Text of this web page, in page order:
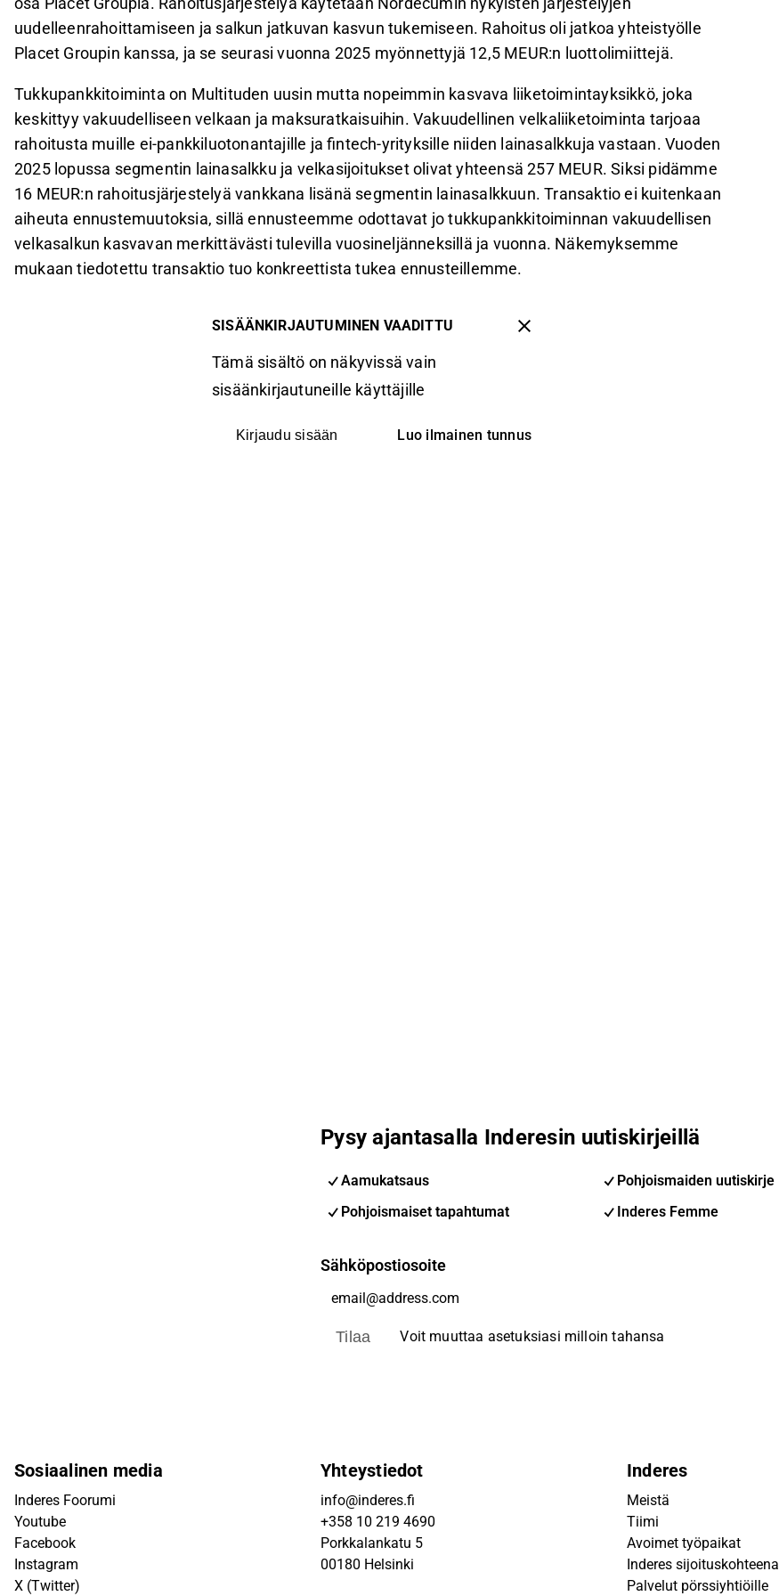
uudelleenrahoittamiseen ja salkun jatkuvan kasvun tukemiseen. Rahoitus oli jatkoa yhteistyölle
Placet Groupin kanssa, ja se seurasi vuonna 2025 myönnettyjä 12,5 MEUR:n luottolimiittejä.
Tukkupankkitoiminta on Multituden uusin mutta nopeimmin kasvava liiketoimintayksikkö, joka
keskittyy vakuudelliseen velkaan ja maksuratkaisuihin. Vakuudellinen velkaliiketoiminta tarjoaa
rahoitusta muille ei-pankkiluotonantajille ja fintech-yrityksille niiden lainasalkkuja vastaan. Vuoden
2025 lopussa segmentin lainasalkku ja velkasijoitukset olivat yhteensä 257 MEUR. Siksi pidämme
16 MEUR:n rahoitusjärjestelyä vankkana lisänä segmentin lainasalkkuun. Transaktio ei kuitenkaan
aiheuta ennustemuutoksia, sillä ennusteemme odottavat jo tukkupankkitoiminnan vakuudellisen
velkasalkun kasvavan merkittävästi tulevilla vuosineljänneksillä ja vuonna. Näkemyksemme
mukaan tiedotettu transaktio tuo konkreettista tukea ennusteillemme.
SISÄÄNKIRJAUTUMINEN VAADITTU
Tämä sisältö on näkyvissä vain
sisäänkirjautuneille käyttäjille
Kirjaudu sisään Luo ilmainen tunnus
Pysy ajantasalla Inderesin uutiskirjeillä
Aamukatsaus
Pohjoismaiden uutiskirje
Pohjoismaiset tapahtumat
Inderes Femme
Sähköpostiosoite
Tilaa Voit muuttaa asetuksiasi milloin tahansa
Sosiaalinen media
Inderes Foorumi
Youtube
Facebook
Instagram
X (Twitter)
Yhteystiedot
info@inderes.fi
+358 10 219 4690
Porkkalankatu 5
00180 Helsinki
Inderes
Meistä
Tiimi
Avoimet työpaikat
Inderes sijoituskohteena
Palvelut pörssiyhtiöille